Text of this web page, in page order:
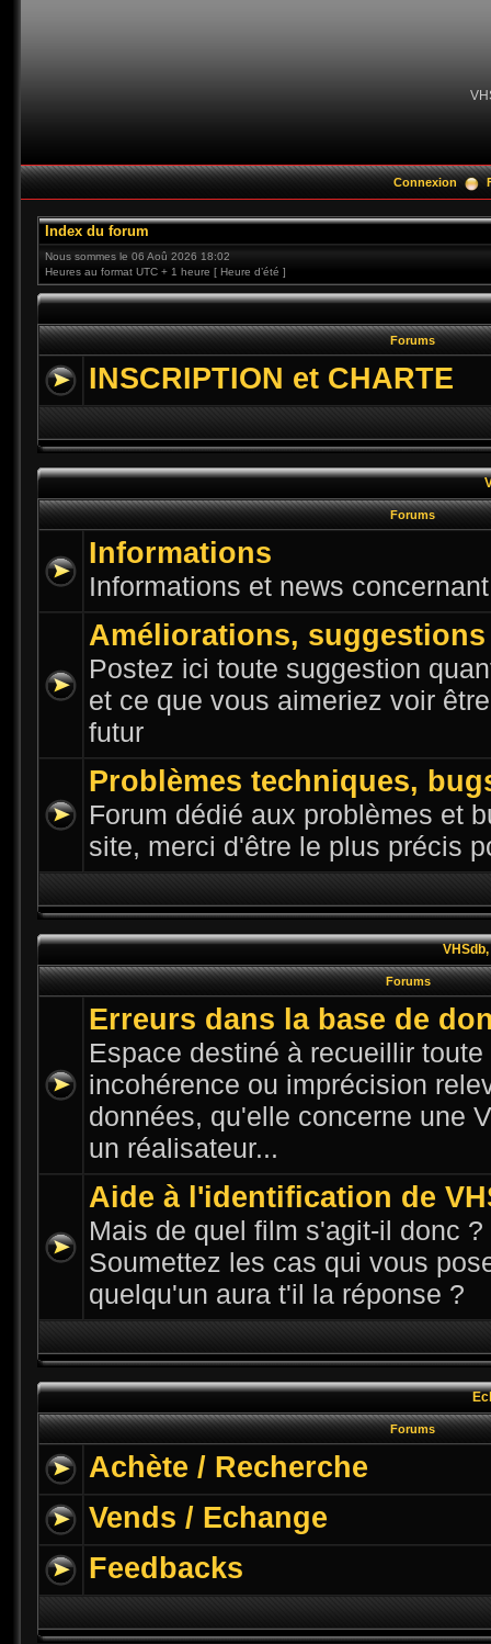
Connexion
Index du forum
Nous sommes le 06 Aoû 2026 18:02
Heures au format UTC + 1 heure [ Heure d’été ]
Forums
INSCRIPTION et CHARTE
Forums
Informations
Informations et news
Améliorations, suggestions
Postez ici toute suggestion
et ce que vous aimeriez voir
futur
Problèmes techniques,
Forum dédié aux problèmes et
site, merci d'être le plus précis
Forums
Erreurs dans la base de
Espace destiné à recueillir
incohérence ou imprécision
données, qu'elle concerne une
un réalisateur...
Aide à l'identification de
Mais de quel film s'agit-il donc
Soumettez les cas qui vous
quelqu'un aura t'il la réponse ?
Forums
Achète / Recherche
Vends / Echange
Feedbacks